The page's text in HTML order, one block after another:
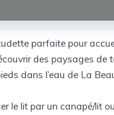
parfaite pour
des paysages de
dans l’eau de La
le lit par un canapé/lit